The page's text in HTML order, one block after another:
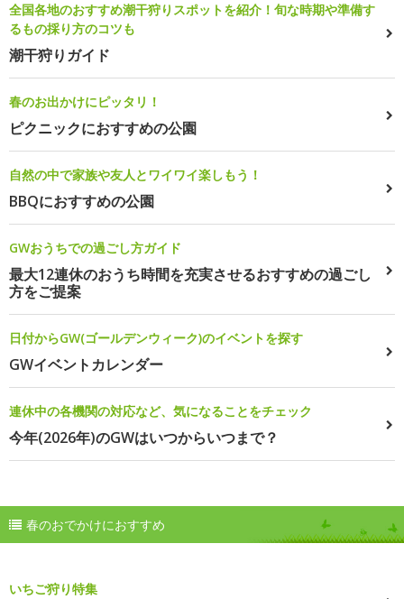
全国各地のおすすめ潮干狩りスポットを紹介！旬な時期や準備す
るもの採り方のコツも
潮干狩りガイド
春のお出かけにピッタリ！
ピクニックにおすすめの公園
自然の中で家族や友人とワイワイ楽しもう！
BBQにおすすめの公園
GWおうちでの過ごし方ガイド
最大12連休のおうち時間を充実させるおすすめの過ごし
方をご提案
日付からGW(ゴールデンウィーク)のイベントを探す
GWイベントカレンダー
連休中の各機関の対応など、気になることをチェック
今年(2026年)のGWはいつからいつまで？
春のおでかけにおすすめ
いちご狩り特集